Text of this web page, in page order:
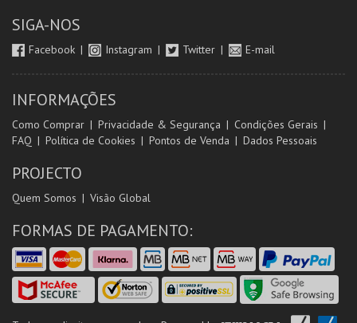
SIGA-NOS
Facebook Instagram Twitter E-mail
INFORMAÇÕES
Como Comprar Privacidade & Segurança
Condições Gerais
FAQ
Política de Cookies Pontos de Venda Dados Pessoais
PROJECTO
Quem Somos Visão Global
FORMAS DE PAGAMENTO: